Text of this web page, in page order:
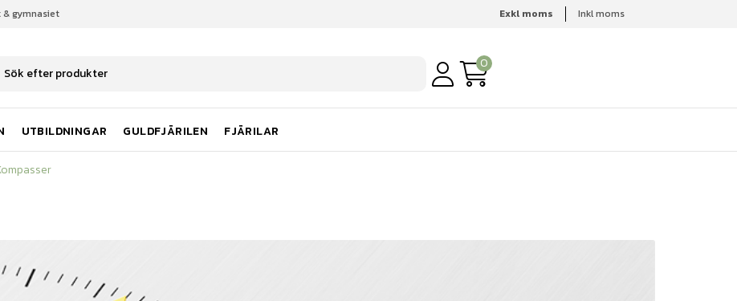
gymnasiet Exkl moms Inkl moms
0
UTBILDNINGAR GULDFJÄRILEN FJÄRILAR